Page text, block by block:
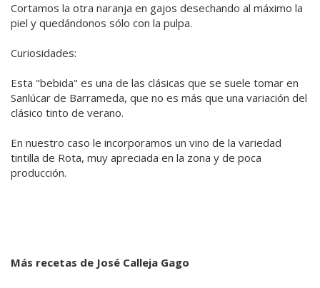
Cortamos la otra naranja en gajos desechando al máximo la
piel y quedándonos sólo con la pulpa.
Curiosidades:
Esta "bebida" es una de las clásicas que se suele tomar en
Sanlúcar de Barrameda, que no es más que una variación del
clásico tinto de verano.
En nuestro caso le incorporamos un vino de la variedad
tintilla de Rota, muy apreciada en la zona y de poca
producción.
Más recetas de José Calleja Gago